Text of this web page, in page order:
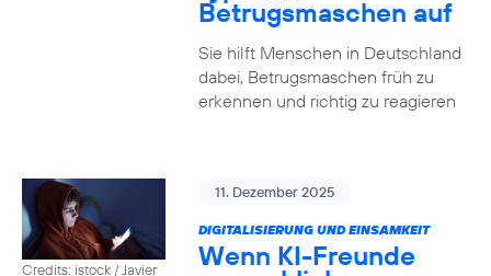
Betrugsmaschen auf
Sie hilft Menschen in Deutschland
dabei, Betrugsmaschen früh zu
erkennen und richtig zu reagieren
Credits: istock / Javier
11. Dezember 2025
DIGITALISIERUNG UND EINSAMKEIT
Wenn KI-Freunde